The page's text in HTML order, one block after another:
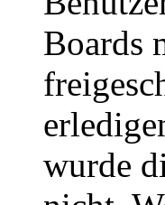
Boards
wurde